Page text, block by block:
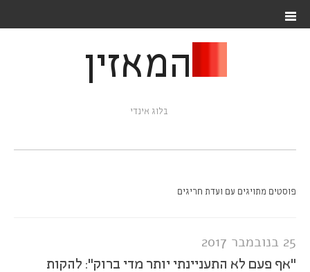
המאזין
בלוג אינדי
פוסטים מתויגים עם ועדת חריגים
25 בנובמבר 2017
"אף פעם לא התעניינתי יותר מדי ברוק": להקות